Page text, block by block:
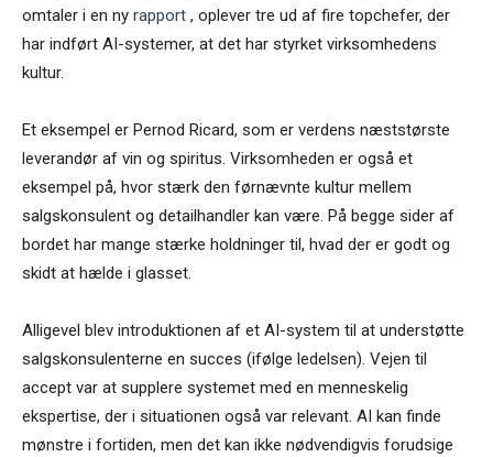
omtaler i en ny rapport , oplever tre ud af fire topchefer, der
har indført AI-systemer, at det har styrket virksomhedens
kultur.
Et eksempel er Pernod Ricard, som er verdens næststørste
leverandør af vin og spiritus. Virksomheden er også et
eksempel på, hvor stærk den førnævnte kultur mellem
salgskonsulent og detailhandler kan være. På begge sider af
bordet har mange stærke holdninger til, hvad der er godt og
skidt at hælde i glasset.
Alligevel blev introduktionen af et AI-system til at understøtte
salgskonsulenterne en succes (ifølge ledelsen). Vejen til
accept var at supplere systemet med en menneskelig
ekspertise, der i situationen også var relevant. AI kan finde
mønstre i fortiden, men det kan ikke nødvendigvis forudsige